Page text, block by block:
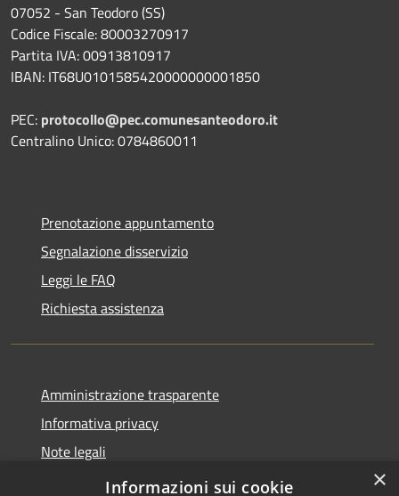
07052 - San Teodoro (SS)
Codice Fiscale: 80003270917
Partita IVA: 00913810917
IBAN: IT68U0101585420000000001850
PEC: protocollo@pec.comunesanteodoro.it
Centralino Unico: 0784860011
Prenotazione appuntamento
Segnalazione disservizio
Leggi le FAQ
Richiesta assistenza
Amministrazione trasparente
Informativa privacy
Note legali
Dichiarazione di accessibilità
×
Informazioni sui cookie